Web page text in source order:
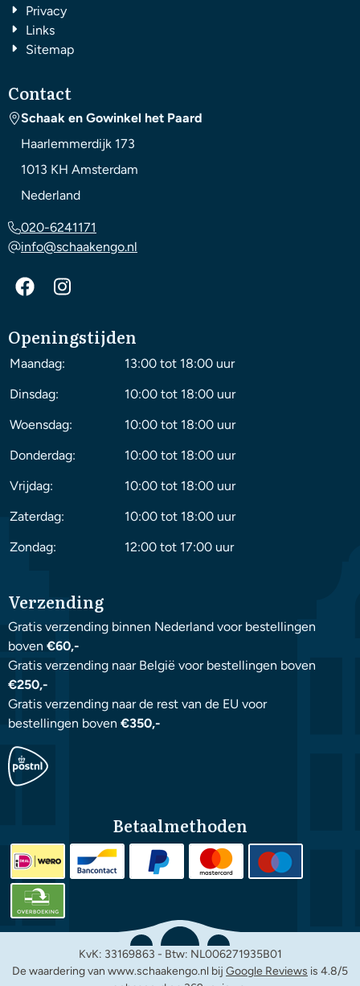
Privacy
Links
Sitemap
Contact
Schaak en Gowinkel het Paard
Haarlemmerdijk 173
1013 KH Amsterdam
Nederland
020-6241171
info@schaakengo.nl
Openingstijden
Maandag:
13:00 tot 18:00 uur
Dinsdag:
10:00 tot 18:00 uur
Woensdag:
10:00 tot 18:00 uur
Donderdag:
10:00 tot 18:00 uur
Vrijdag:
10:00 tot 18:00 uur
Zaterdag:
10:00 tot 18:00 uur
Zondag:
12:00 tot 17:00 uur
Verzending
Gratis verzending binnen Nederland voor bestellingen
boven €60,-
Gratis verzending naar België voor bestellingen boven
€250,-
Gratis verzending naar de rest van de EU voor
bestellingen boven €350,-
Betaalmethoden
KvK: 33169863 - Btw: NL006271935B01
De waardering van www.schaakengo.nl bij Google Reviews is 4.8/5